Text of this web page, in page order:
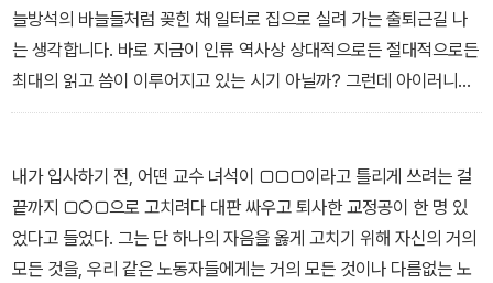
늘방석의 바늘들처럼 꽂힌 채 일터로 집으로 실려 가는 출퇴근길 나
는 생각합니다. 바로 지금이 인류 역사상 상대적으로든 절대적으로든
최대의 읽고 씀이 이루어지고 있는 시기 아닐까? 그런데 아이러니하
게도, 또는 바로 그래서일지, 나 교정공의 일은 점점 희미해져 가고 있
어떤 뭔가로 곧 교정공을 대체할 수 있으리라는 이야기도 있습니다.
쓴 사람 자신의 조심성으로, 아니면 무슨 검사기로, 발달한 AI로. 전혀
그렇지가 않다는 사실을 교정공들은 그 누구보다 잘 알고 있습니다.
굳이 대체할 필요도 없이 어차피 헐값이고…… 해 본 적도 없는 녀석
내가 입사하기 전, 어떤 교수 녀석이 □□□이라고 틀리게 쓰려는 걸
끝까지 □○□으로 고치려다 대판 싸우고 퇴사한 교정공이 한 명 있
었다고 들었다. 그는 단 하나의 자음을 옳게 고치기 위해 자신의 거의
모든 것을, 우리 같은 노동자들에게는 거의 모든 것이나 다름없는 노